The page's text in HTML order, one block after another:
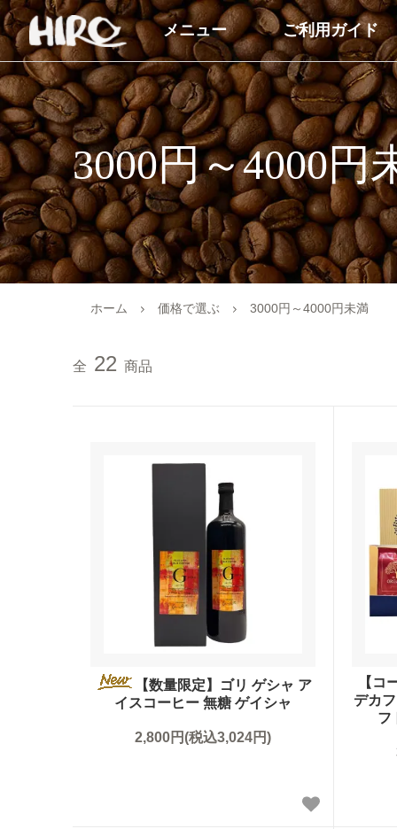
メニュー
自家焙煎コーヒー豆
コーヒー豆（すべて）
コーヒーマイスターセレクト
シングルオリジン
ブレンドコーヒー
オーガニックコーヒー
ェインレス）
コーヒー商品
ドリップコーヒー
アイスコーヒー
カフェオレベース
オーガニック商品
デカフェ（カフェイン
商品
ご利用ガイド
3000円～4000円
ホーム 価格で選ぶ 3000円～4000円未満
全 22 商品
【数量限定】ゴリ ゲシャ ア
イスコーヒー 無糖 ゲイシャ
2,800円(税込3,024円)
【コ
デカ
フ